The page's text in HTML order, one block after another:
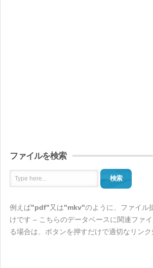
ファイルを検索
検索
例えば"pdf"又は"mkv"のように、ファイル
けです – こちらのデータベースに関連ファ
る場合は、ボタンを押すだけで適切なリンク